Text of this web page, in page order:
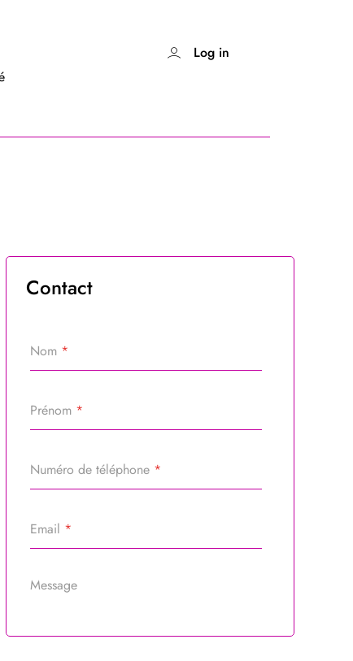
Log in
Contact
Nom *
Prénom *
Numéro de téléphone *
Email *
Message